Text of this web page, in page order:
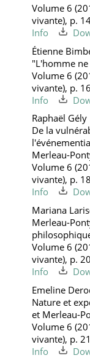
Volume 6
vivante), p.
Info
Étienne
"L'homme
Volume 6
vivante), p.
Info
Raphaël Gély
De la
Merleau-
Volume 6
vivante), p.
Info
Mariana
Merleau-
Volume 6
vivante), p.
Info
Emeline
Nature et
et Merleau-
Volume 6
vivante), p.
Info